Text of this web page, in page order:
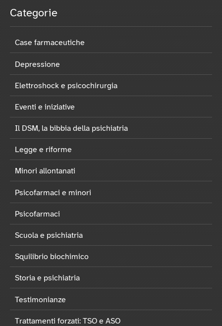
Categorie
Case farmaceutiche
Depressione
Elettroshock e psicochirurgia
Eventi e iniziative
Il DSM, la bibbia della psichiatria
Legge e riforme
Minori allontanati
Psicofarmaci e minori
Psicofarmaci
Scuola e psichiatria
Squilibrio biochimico
Storia e psichiatria
Testimonianze
Trattamenti forzati: TSO e ASO